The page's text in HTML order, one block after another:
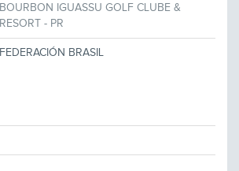
BOURBON IGUASSU GOLF CLUBE &
RESORT - PR
FEDERACIÓN BRASIL